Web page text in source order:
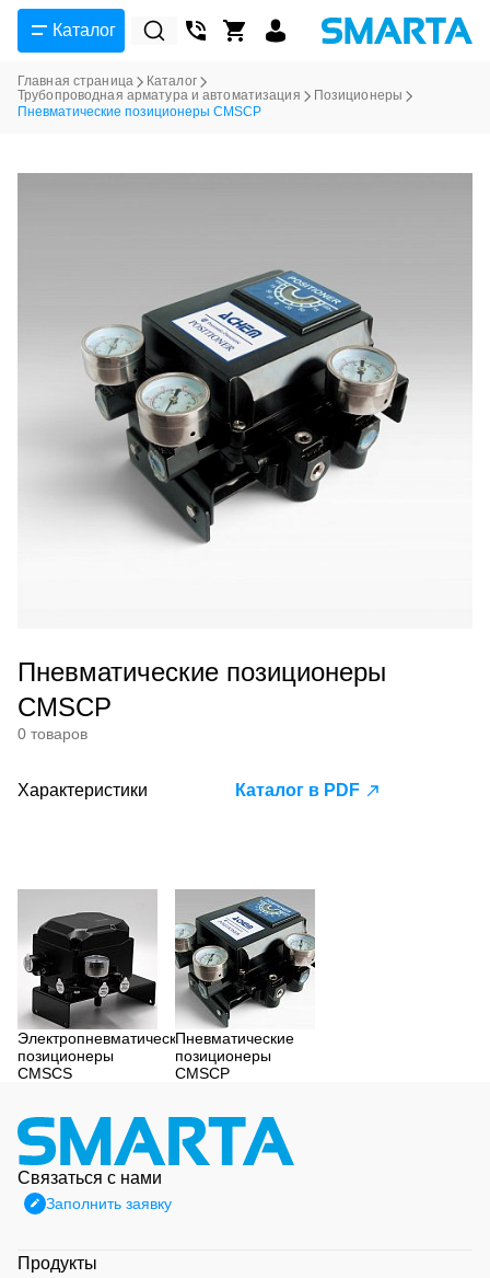
Каталог
Главная страница
Каталог
Трубопроводная арматура и автоматизация
Позиционеры
Пневматические позиционеры CMSCP
Пневматические позиционеры
CMSCP
0 товаров
Характеристики Каталог в PDF
Электропневматические
позиционеры
CMSCS
Пневматические
позиционеры
CMSCP
Связаться с нами
Заполнить заявку
Продукты